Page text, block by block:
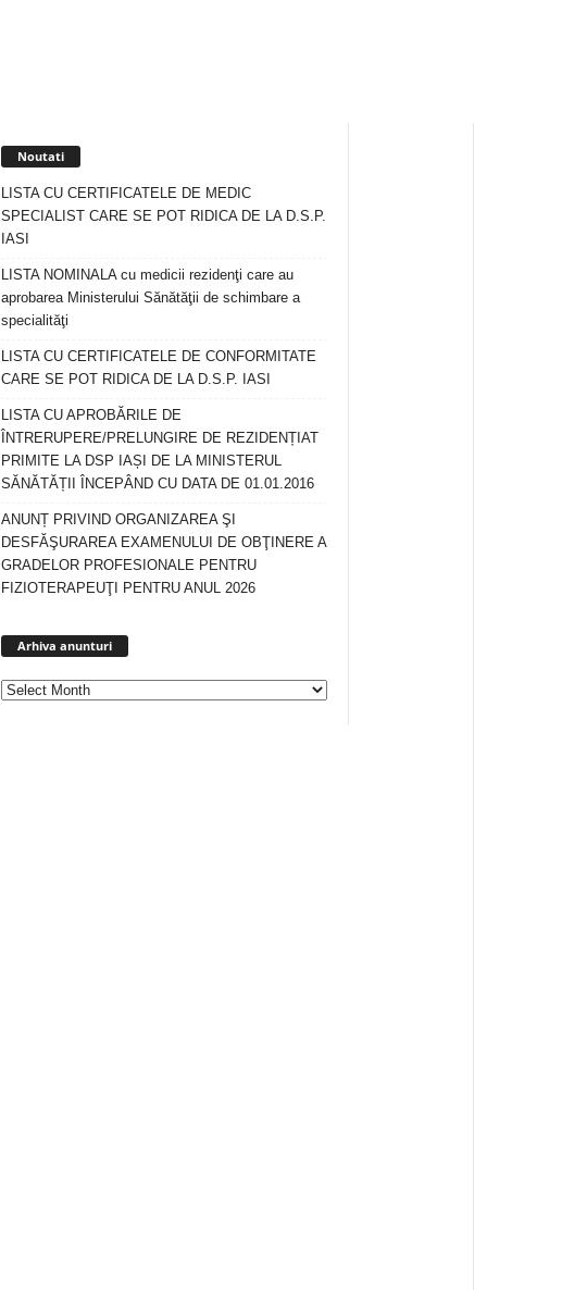
Noutati
LISTA CU CERTIFICATELE DE MEDIC
SPECIALIST CARE SE POT RIDICA DE LA D.S.P.
IASI
LISTA NOMINALA cu medicii rezidenţi care au
aprobarea Ministerului Sănătăţii de schimbare a
specialităţi
LISTA CU CERTIFICATELE DE CONFORMITATE
CARE SE POT RIDICA DE LA D.S.P. IASI
LISTA CU APROBĂRILE DE
ÎNTRERUPERE/PRELUNGIRE DE REZIDENȚIAT
PRIMITE LA DSP IAȘI DE LA MINISTERUL
SĂNĂTĂȚII ÎNCEPÂND CU DATA DE 01.01.2016
ANUNȚ PRIVIND ORGANIZAREA ŞI
DESFĂŞURAREA EXAMENULUI DE OBŢINERE A
GRADELOR PROFESIONALE PENTRU
FIZIOTERAPEUŢI PENTRU ANUL 2026
Arhiva anunturi